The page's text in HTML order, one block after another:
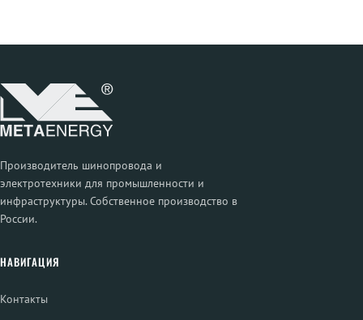
Производитель шинопровода и
электротехники для промышленности и
инфраструктуры. Собственное производство в
России.
НАВИГАЦИЯ
Контакты